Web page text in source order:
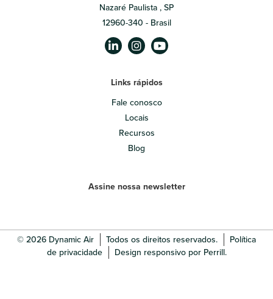
Nazaré Paulista , SP
12960-340 - Brasil
Links rápidos
Fale conosco
Locais
Recursos
Blog
Assine nossa newsletter
© 2026 Dynamic Air Todos os direitos reservados.
Política
de privacidade
Design responsivo por Perrill.